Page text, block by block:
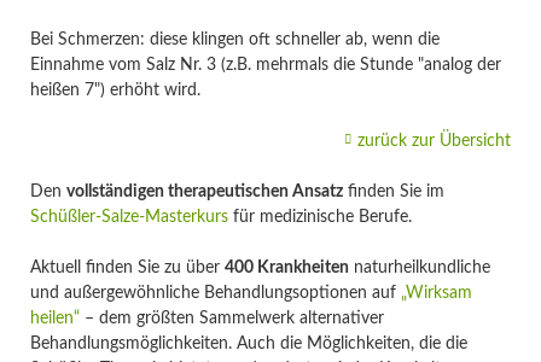
Bei Schmerzen: diese klingen oft schneller ab, wenn die
Einnahme vom Salz Nr. 3 (z.B. mehrmals die Stunde "analog der
heißen 7") erhöht wird.
zurück zur Übersicht
Den vollständigen therapeutischen Ansatzfinden Sie im
Schüßler-Salze-Masterkursfür medizinische Berufe.
Aktuell finden Sie zu über 400 Krankheiten naturheilkundliche
und außergewöhnliche Behandlungsoptionen auf „Wirksam
heilen“– dem größten Sammelwerk alternativer
Behandlungsmöglichkeiten. Auch die Möglichkeiten, die die